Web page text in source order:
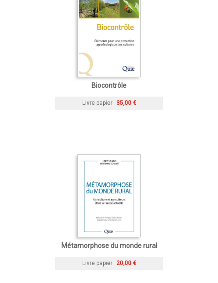
Biocontrôle
Livre papier 35,00 €
Métamorphose du monde rural
Livre papier 20,00 €